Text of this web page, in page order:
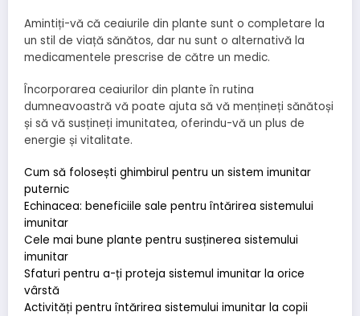
Amintiți-vă că ceaiurile din plante sunt o completare la
un stil de viață sănătos, dar nu sunt o alternativă la
medicamentele prescrise de către un medic.
Încorporarea ceaiurilor din plante în rutina
dumneavoastră vă poate ajuta să vă mențineți sănătoși
și să vă susțineți imunitatea, oferindu-vă un plus de
energie și vitalitate.
Cum să folosești ghimbirul pentru un sistem imunitar
puternic
Echinacea: beneficiile sale pentru întărirea sistemului
imunitar
Cele mai bune plante pentru susținerea sistemului
imunitar
Sfaturi pentru a-ți proteja sistemul imunitar la orice
vârstă
Activități pentru întărirea sistemului imunitar la copii